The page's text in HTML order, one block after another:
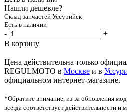
Нашли дешевле?
Склад запчастей Уссурийск
Есть в наличии
-
+
В корзину
Цена действительна только
REGULMOTO в Москве и в
официальном интернет-магазине.
*Обратите внимание, из-за обновления
всегда соответствует действительности и